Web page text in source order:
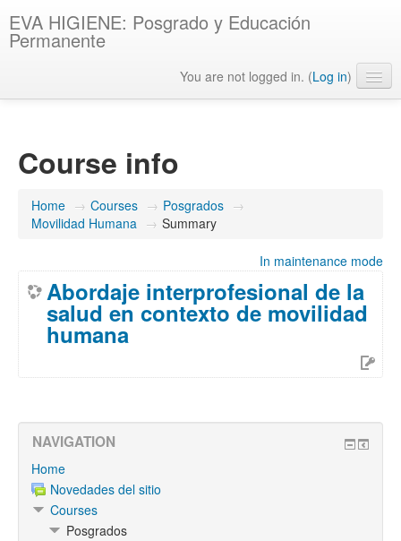
EVA HIGIENE: Posgrado y Educación
Permanente
You are not logged in. (Log in)
Course info
Home → Courses → Posgrados →
Movilidad Humana → Summary
In maintenance mode
Abordaje interprofesional de la
salud en contexto de movilidad
humana
NAVIGATION
Home
Novedades del sitio
Courses
Posgrados